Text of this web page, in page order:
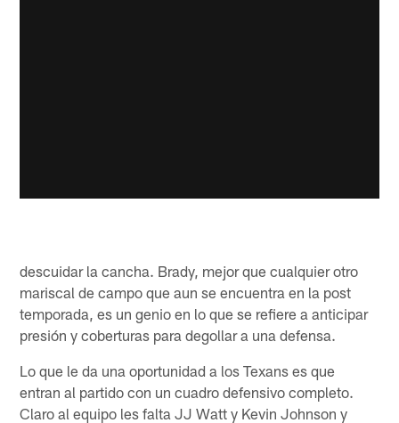
descuidar la cancha. Brady, mejor que cualquier otro
mariscal de campo que aun se encuentra en la post
temporada, es un genio en lo que se refiere a anticipar
presión y coberturas para degollar a una defensa.
Lo que le da una oportunidad a los Texans es que
entran al partido con un cuadro defensivo completo.
Claro al equipo les falta JJ Watt y Kevin Johnson y